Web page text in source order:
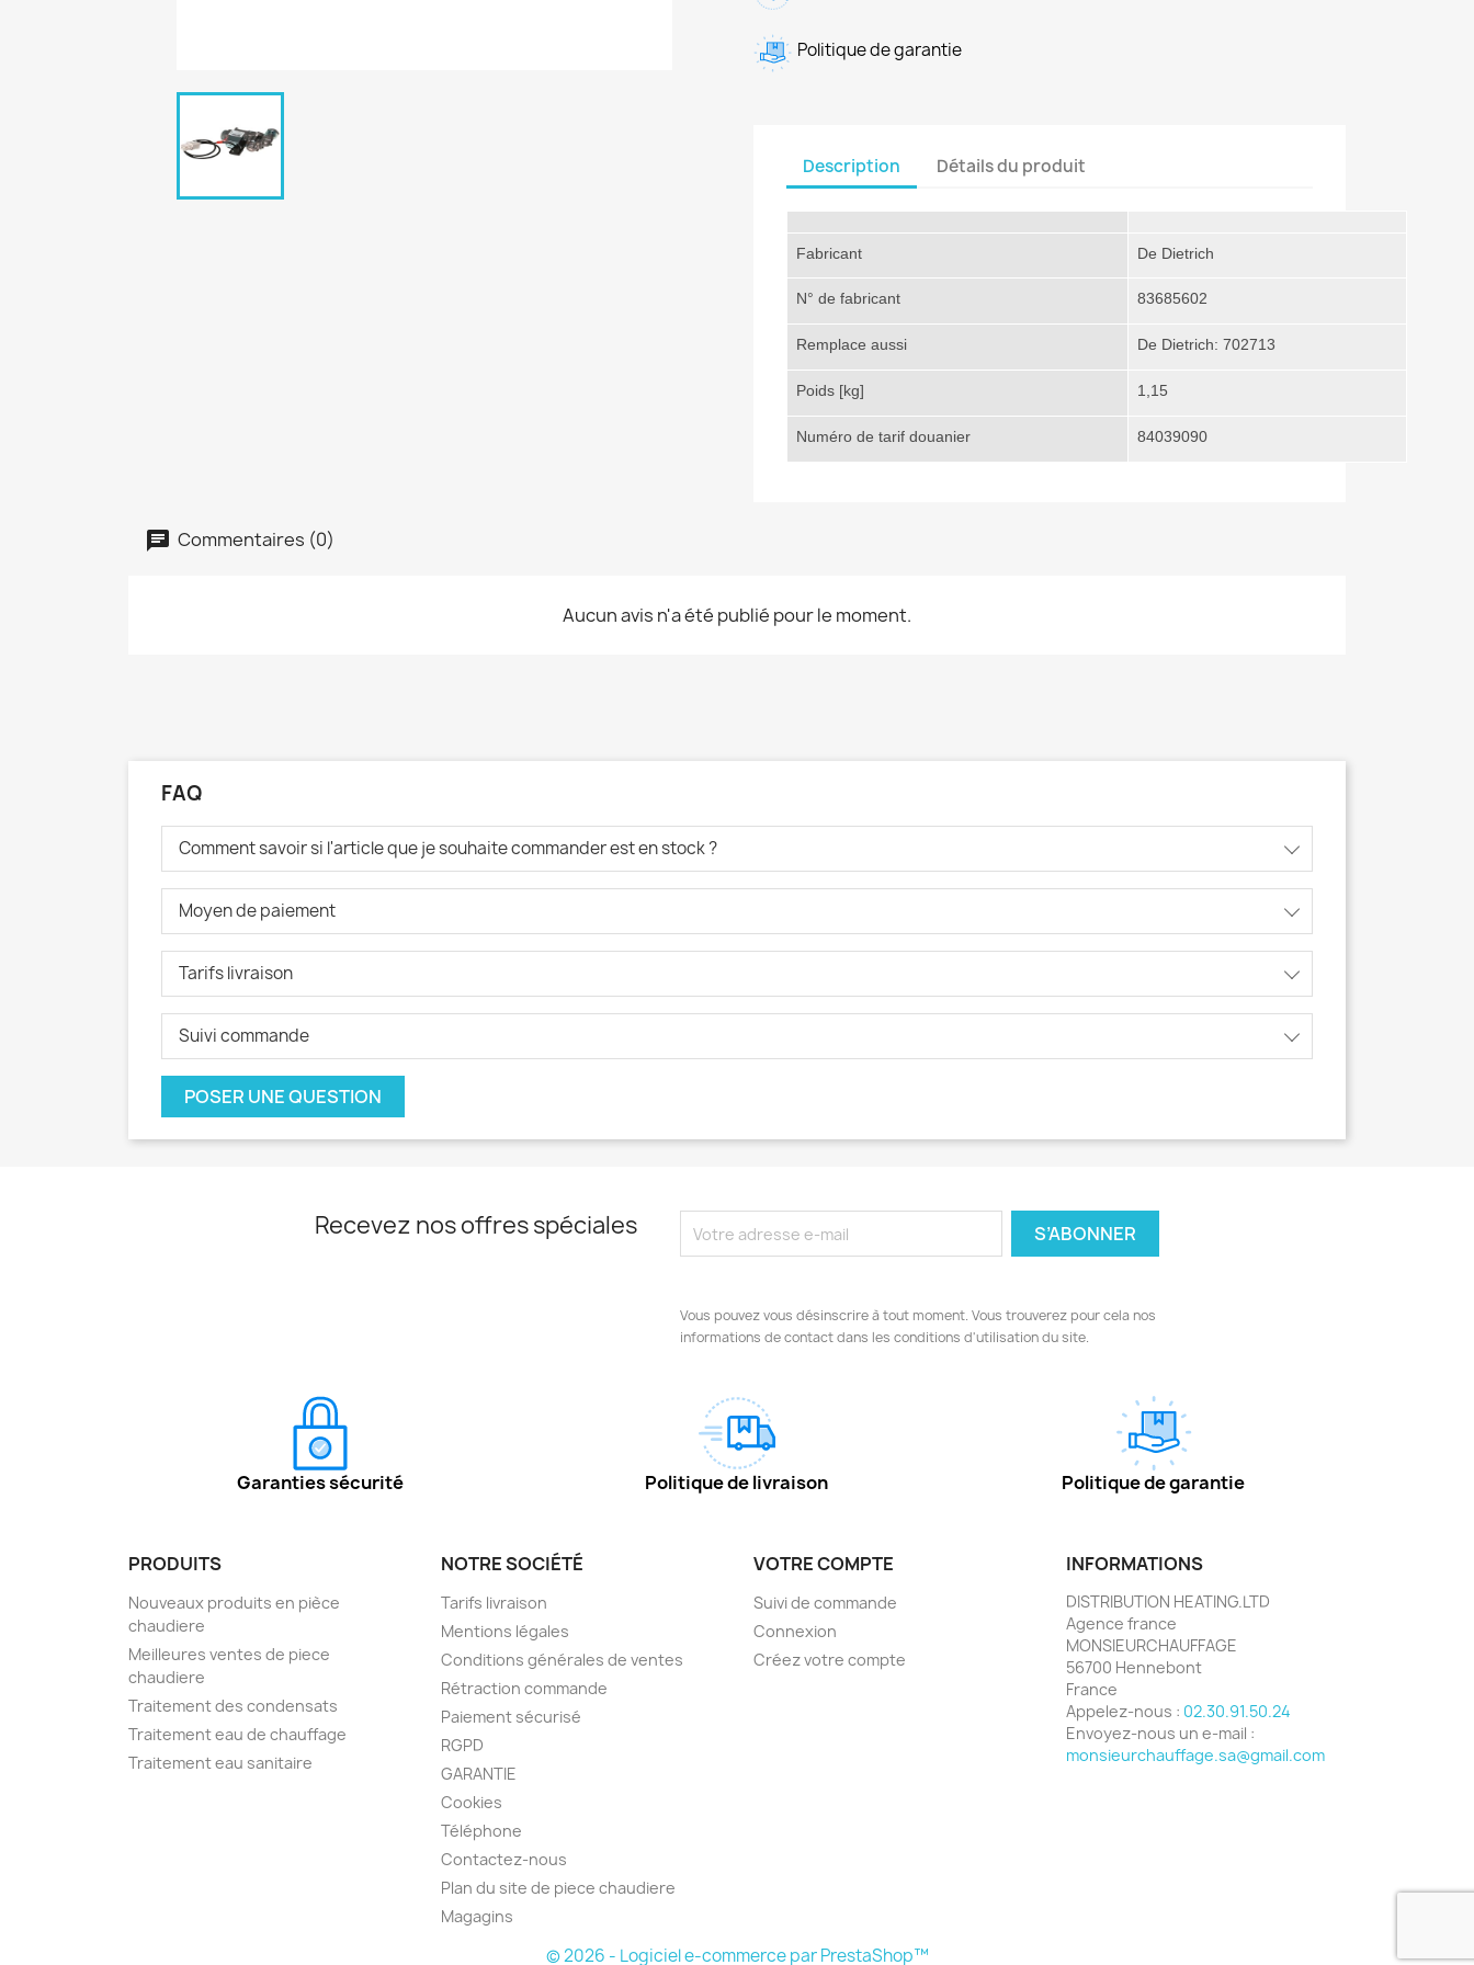
Politique de garantie
Description Détails du produit
Fabricant De Dietrich
N° de fabricant 83685602
Remplace aussi De Dietrich: 702713
Poids [kg] 1,15
Numéro de tarif douanier 84039090
Commentaires (0)
Aucun avis n'a été publié pour le moment.
FAQ
Comment savoir si l'article que je souhaite commander est en stock ?
Moyen de paiement
Tarifs livraison
Suivi commande
POSER UNE QUESTION
Recevez nos offres spéciales
Vous pouvez vous désinscrire à tout moment. Vous trouverez pour cela nos
informations de contact dans les conditions d'utilisation du site.
Garanties sécurité Politique de livraison Politique de garantie
PRODUITS
Nouveaux produits en pièce
chaudiere
Meilleures ventes de piece
chaudiere
Traitement des condensats
Traitement eau de chauffage
Traitement eau sanitaire
NOTRE SOCIÉTÉ
Tarifs livraison
Mentions légales
Conditions générales de ventes
Rétraction commande
Paiement sécurisé
RGPD
GARANTIE
Cookies
Téléphone
Contactez-nous
Plan du site de piece chaudiere
Magagins
VOTRE COMPTE
Suivi de commande
Connexion
Créez votre compte
INFORMATIONS
DISTRIBUTION HEATING.LTD
Agence france
MONSIEURCHAUFFAGE
56700 Hennebont
France
Appelez-nous : 02.30.91.50.24
Envoyez-nous un e-mail :
monsieurchauffage.sa@gmail.com
© 2026 - Logiciel e-commerce par PrestaShop™